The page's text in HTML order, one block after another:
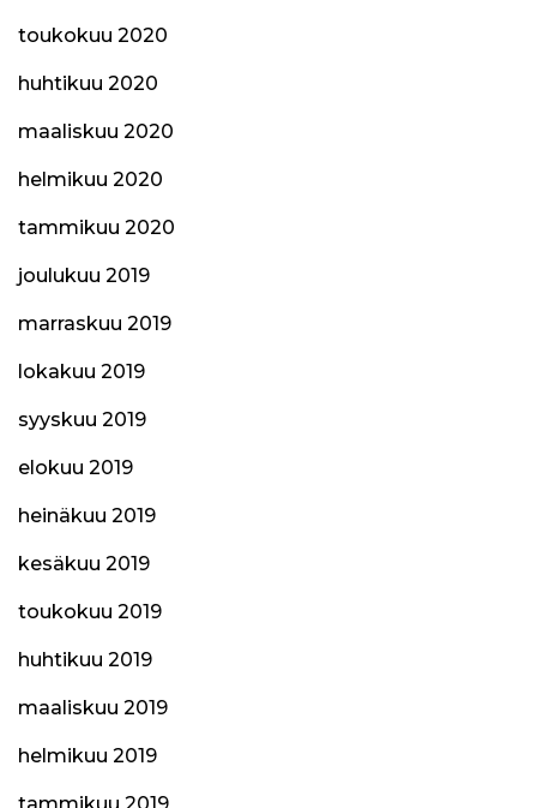
toukokuu 2020
huhtikuu 2020
maaliskuu 2020
helmikuu 2020
tammikuu 2020
joulukuu 2019
marraskuu 2019
lokakuu 2019
syyskuu 2019
elokuu 2019
heinäkuu 2019
kesäkuu 2019
toukokuu 2019
huhtikuu 2019
maaliskuu 2019
helmikuu 2019